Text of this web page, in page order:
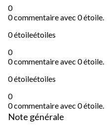
0
0 commentaire avec 0 étoile.
0 étoileétoiles
0
0 commentaire avec 0 étoile.
0 étoileétoiles
0
0 commentaire avec 0 étoile.
Note générale